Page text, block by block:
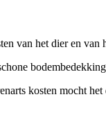
van het dier en van
en
kosten mocht